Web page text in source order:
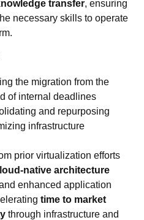
transfer, ensuring
necessary skills to operate
the migration from the
of internal deadlines
and repurposing
infrastructure
prior virtualization efforts
native architecture
enhanced application
time to market
through infrastructure and